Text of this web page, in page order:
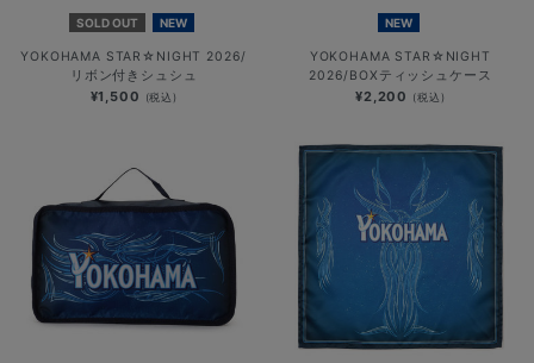
SOLD OUT NEW
YOKOHAMA STAR☆NIGHT 2026/
リボン付きシュシュ
¥1,500 (税込)
NEW
YOKOHAMA STAR☆NIGHT
2026/BOXティッシュケース
¥2,200 (税込)